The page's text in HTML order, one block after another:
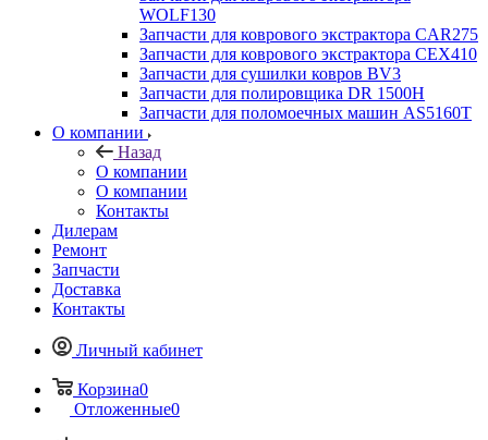
WOLF130
Запчасти для коврового экстрактора CAR275
Запчасти для коврового экстрактора CEX410
Запчасти для сушилки ковров BV3
Запчасти для полировщика DR 1500H
Запчасти для поломоечных машин AS5160T
О компании
Назад
О компании
О компании
Контакты
Дилерам
Ремонт
Запчасти
Доставка
Контакты
Личный кабинет
Корзина0
Отложенные0